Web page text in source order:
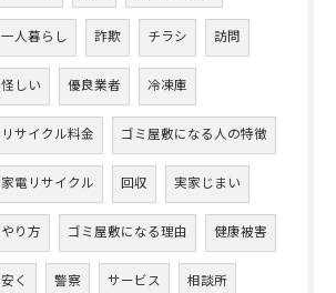
一人暮らし 詐欺 チラシ 訪問
怪しい 優良業者 冷凍庫
リサイクル料金 ゴミ屋敷になる人の特徴
家電リサイクル 回収 実家じまい
やり方 ゴミ屋敷になる理由 健康被害
安く 警察 サービス 相談所